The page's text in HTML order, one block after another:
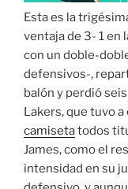
Esta es la
ventaja de 3- 1 en
con un doble-
defensivos-,
balón y perdió
Lakers, que tuvo
camisetatodos
James, como el
intensidad en su